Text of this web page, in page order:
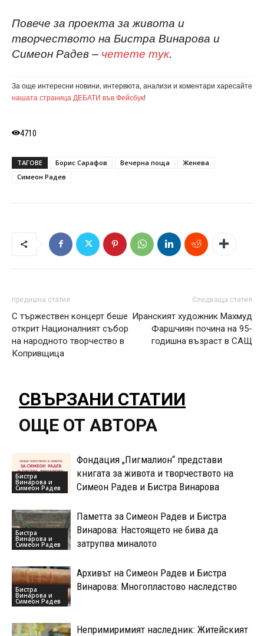
Повече за проекта за живота и
творчеството на Бистра Винарова и
Симеон Радев – четете тук.
За още интересни новини, интервюта, анализи и коментари харесайте
нашата страница ДЕБАТИ във Фейсбук!
4710
ТАГОВЕ Борис Сарафов Вечерна поща
Женева
Симеон Радев
предишна статия
С тържествен концерт беше
открит Националният събор
на народното творчество в
Копривщица
Следваща статия
Иранският художник Махмуд
Фаршчиян почина на 95-
годишна възраст в САЩ
СВЪРЗАНИ СТАТИИ
ОЩЕ ОТ АВТОРА
Бистра
Винарова и
Симеон Радев
Фондация „Пигмалион“ представи
книгата за живота и творчеството на
Симеон Радев и Бистра Винарова
Бистра
Винарова и
Симеон Радев
Паметта за Симеон Радев и Бистра
Винарова: Настоящето не бива да
затрупва миналото
Бистра
Винарова и
Симеон Радев
Архивът на Симеон Радев и Бистра
Винарова: Многопластово наследство
Непримиримият наследник: Житейският